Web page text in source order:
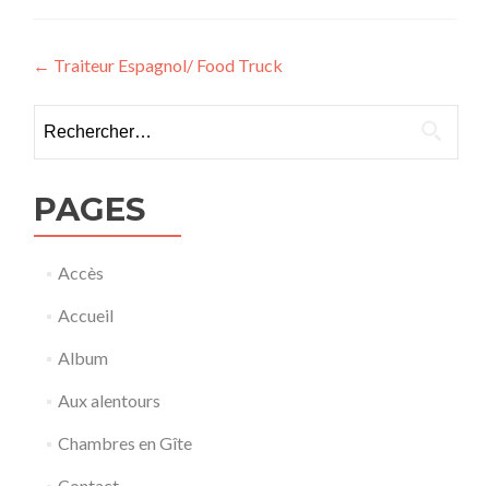
Navigation
de
l’article
← Traiteur Espagnol/ Food Truck
PAGES
Accès
Accueil
Album
Aux alentours
Chambres en Gîte